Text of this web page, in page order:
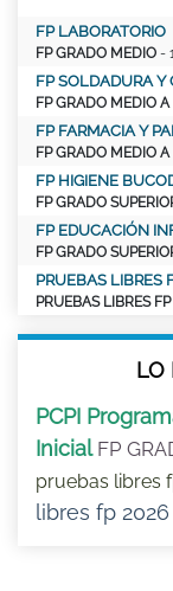
FP LABORATORIO
FP GRADO MEDIO -
FP SOLDADURA Y
FP GRADO MEDIO
FP FARMACIA Y
FP GRADO MEDIO
FP HIGIENE
FP GRADO
FP EDUCACIÓN
FP GRADO
PRUEBAS LIBRES
PRUEBAS LIBRES
LO
PCPI
Inicial FP
pruebas libres
libres fp 2026